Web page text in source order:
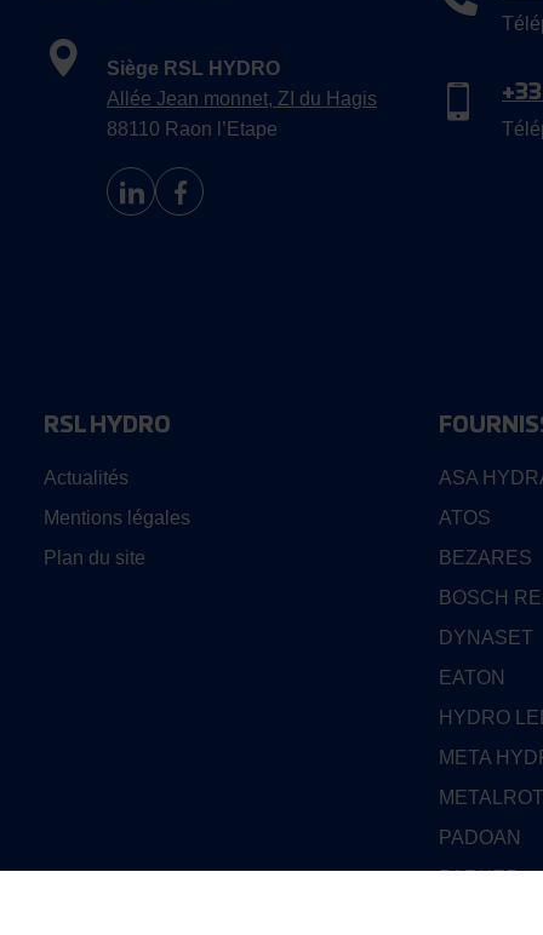
Siège RSL HYDRO
Allée Jean monnet, ZI du Hagis
88110 Raon l’Etape
RSL HYDRO
Actualités
Mentions légales
Plan du site
ASA
ATOS
BEZARES
BOSCH
DYNASET
EATON
HYDRO
META
PADOAN
PARKER